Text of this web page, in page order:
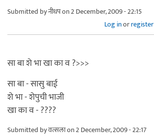
Submitted byनीधपon 2 December, 2009 - 22:15
Log inorregister
सा बा शे भा खा का व ?>>>
सा बा - सासु बाई
शे भा - शेपुची भाजी
खा का व - ????
Submitted byवत्सलाon 2 December, 2009 - 22:17